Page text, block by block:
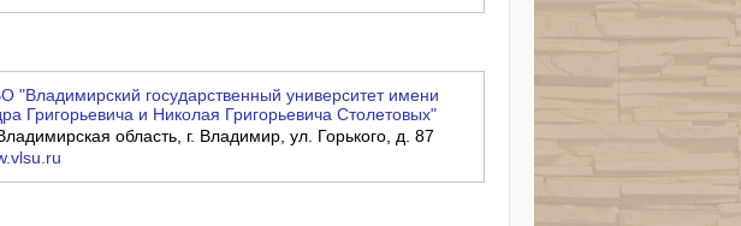
"Владимирский государственный университет имени
Григорьевича и Николая Григорьевича Столетовых"
область, г. Владимир, ул. Горького, д. 87